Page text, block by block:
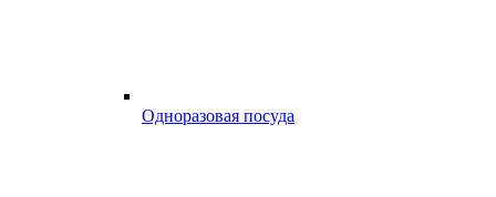
Одноразовая посуда